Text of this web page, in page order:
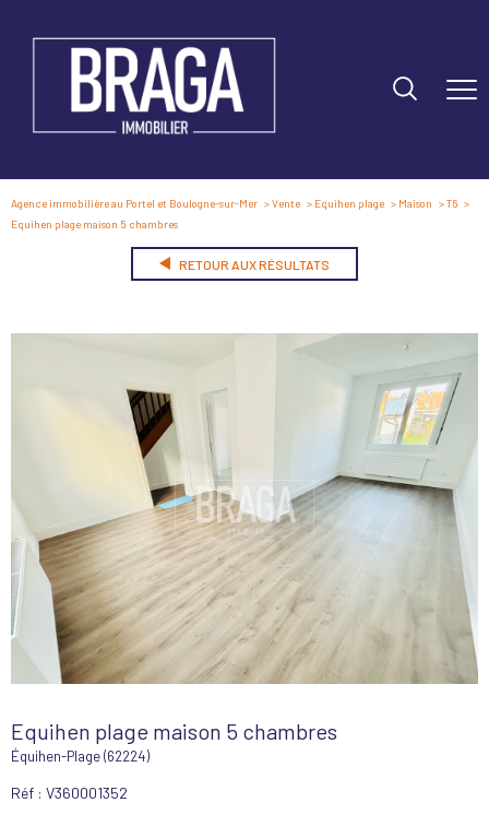
Agence immobilière au Portel et Boulogne-sur-Mer Vente Equihen plage Maison
T6
Equihen plage maison 5 chambres
RETOUR AUX RÉSULTATS
Equihen plage maison 5 chambres
Équihen-Plage (62224)
Réf : V360001352